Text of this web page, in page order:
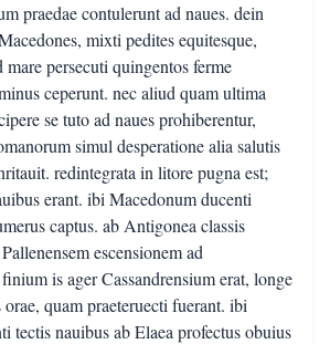
praedae contulerunt ad naues. dein
mixti pedites equitesque,
mare persecuti quingentos ferme
ceperunt. nec aliud quam ultima
se tuto ad naues prohiberentur,
simul desperatione alia salutis
redintegrata in litore pugna est;
erant. ibi Macedonum ducenti
captus. ab Antigonea classis
escensionem ad
is ager Cassandrensium erat, longe
quam praeteruecti fuerant. ibi
tectis nauibus ab Elaea profectus obuius